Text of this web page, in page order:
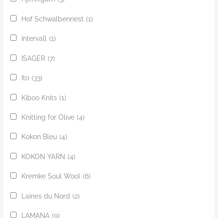
Hof Schwalbennest (1)
Intervall (1)
ISAGER (7)
Ito (33)
Kiboo Knits (1)
Knitting for Olive (4)
Kokon Bleu (4)
KOKON YARN (4)
Kremke Soul Wool (6)
Laines du Nord (2)
LAMANA (9)